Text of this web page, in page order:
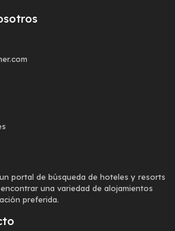
portal de búsqueda de hoteles y resorts
una variedad de alojamientos
preferida.